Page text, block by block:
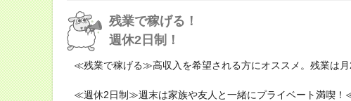
残業で稼げる！
週休2日制！
≪残業で稼げる≫高収入を希望される方にオススメ。残業は月
≪週休2日制≫週末は家族や友人と一緒にプライベート満喫